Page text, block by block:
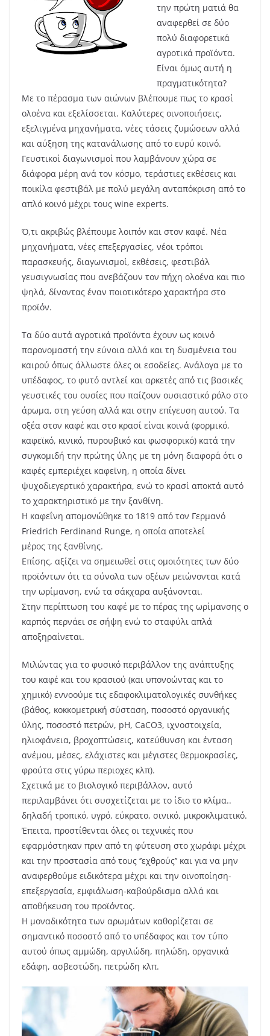
την πρώτη ματιά θα
αναφερθεί σε δύο
πολύ διαφορετικά
αγροτικά προϊόντα.
Είναι όμως αυτή η
πραγματικότητα?
Με το πέρασμα των αιώνων βλέπουμε πως το κρασί
ολοένα και εξελίσσεται. Καλύτερες οινοποιήσεις,
εξελιγμένα μηχανήματα, νέες τάσεις ζυμώσεων αλλά
και αύξηση της κατανάλωσης από το ευρύ κοινό.
Γευστικοί διαγωνισμοί που λαμβάνουν χώρα σε
διάφορα μέρη ανά τον κόσμο, τεράστιες εκθέσεις και
ποικίλα φεστιβάλ με πολύ μεγάλη ανταπόκριση από το
απλό κοινό μέχρι τους wine experts.
Ό,τι ακριβώς βλέπουμε λοιπόν και στον καφέ. Νέα
μηχανήματα, νέες επεξεργασίες, νέοι τρόποι
παρασκευής, διαγωνισμοί, εκθέσεις, φεστιβάλ
γευσιγνωσίας που ανεβάζουν τον πήχη ολοένα και πιο
ψηλά, δίνοντας έναν ποιοτικότερο χαρακτήρα στο
προϊόν.
Τα δύο αυτά αγροτικά προϊόντα έχουν ως κοινό
παρονομαστή την εύνοια αλλά και τη δυσμένεια του
καιρού όπως άλλωστε όλες οι εσοδείες. Ανάλογα με το
υπέδαφος, το φυτό αντλεί και αρκετές από τις βασικές
γευστικές του ουσίες που παίζουν ουσιαστικό ρόλο στο
άρωμα, στη γεύση αλλά και στην επίγευση αυτού. Τα
οξέα στον καφέ και στο κρασί είναι κοινά (φορμικό,
καφεϊκό, κινικό, πυρουβικό και φωσφορικό) κατά την
συγκομιδή την πρώτης ύλης με τη μόνη διαφορά ότι ο
καφές εμπεριέχει καφεϊνη, η οποία δίνει
ψυχοδιεγερτικό χαρακτήρα, ενώ το κρασί αποκτά αυτό
το χαρακτηριστικό με την ξανθίνη.
Η καφεΐνη απομονώθηκε το 1819 από τον Γερμανό
Friedrich Ferdinand Runge, η οποία αποτελεί
μέρος της ξανθίνης.
Επίσης, αξίζει να σημειωθεί στις ομοιότητες των δύο
προϊόντων ότι τα σύνολα των οξέων μειώνονται κατά
την ωρίμανση, ενώ τα σάκχαρα αυξάνονται.
Στην περίπτωση του καφέ με το πέρας της ωρίμανσης ο
καρπός περνάει σε σήψη ενώ το σταφύλι απλά
αποξηραίνεται.
Μιλώντας για το φυσικό περιβάλλον της ανάπτυξης
του καφέ και του κρασιού (και υπονοώντας και το
χημικό) εννοούμε τις εδαφοκλιματολογικές συνθήκες
(βάθος, κοκκομετρική σύσταση, ποσοστό οργανικής
ύλης, ποσοστό πετρών, pH, CaCO3, ιχνοστοιχεία,
ηλιοφάνεια, βροχοπτώσεις, κατεύθυνση και ένταση
ανέμου, μέσες, ελάχιστες και μέγιστες θερμοκρασίες,
φρούτα στις γύρω περιοχες κλπ).
Σχετικά με το βιολογικό περιβάλλον, αυτό
περιλαμβάνει ότι συσχετίζεται με το ίδιο το κλίμα..
δηλαδή τροπικό, υγρό, εύκρατο, σινικό, μικροκλιματικό.
Έπειτα, προστίθενται όλες οι τεχνικές που
εφαρμόστηκαν πριν από τη φύτευση στο χωράφι μέχρι
και την προστασία από τους ‘’εχθρούς’’ και για να μην
αναφερθούμε ειδικότερα μέχρι και την οινοποίηση-
επεξεργασία, εμφιάλωση-καβούρδισμα αλλά και
αποθήκευση του προϊόντος.
Η μοναδικότητα των αρωμάτων καθορίζεται σε
σημαντικό ποσοστό από το υπέδαφος και τον τύπο
αυτού όπως αμμώδη, αργιλώδη, πηλώδη, οργανικά
εδάφη, ασβεστώδη, πετρώδη κλπ.